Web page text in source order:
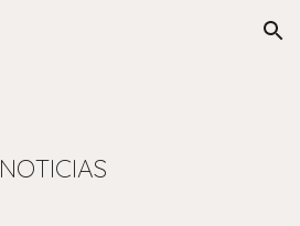
Skip to navigation
NOTICIAS